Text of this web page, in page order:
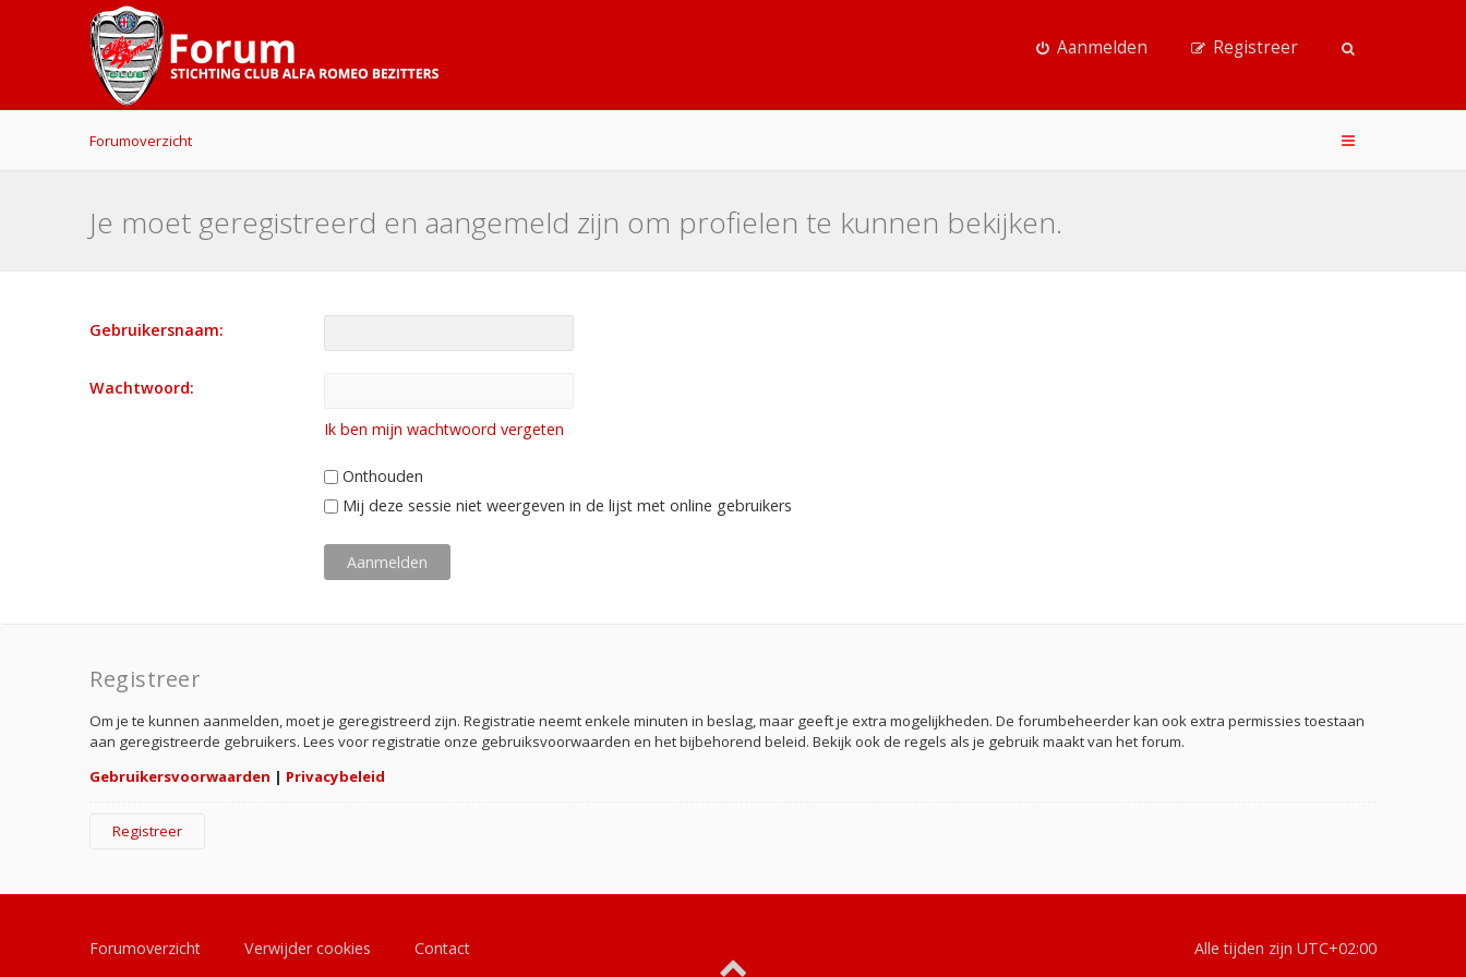
Aanmelden Registreer
Forumoverzicht
Je moet geregistreerd en aangemeld zijn om profielen te kunnen bekijken.
Gebruikersnaam:
Wachtwoord:
Ik ben mijn wachtwoord vergeten
Onthouden
Mij deze sessie niet weergeven in de lijst met online gebruikers
Registreer
Om je te kunnen aanmelden, moet je geregistreerd zijn. Registratie neemt enkele minuten in beslag, maar geeft je extra mogelijkheden. De forumbeheerder kan ook extra permissies toestaan
aan geregistreerde gebruikers. Lees voor registratie onze gebruiksvoorwaarden en het bijbehorend beleid. Bekijk ook de regels als je gebruik maakt van het forum.
Gebruikersvoorwaarden | Privacybeleid
Registreer
Forumoverzicht Verwijder cookies Contact Alle tijden zijn UTC+02:00